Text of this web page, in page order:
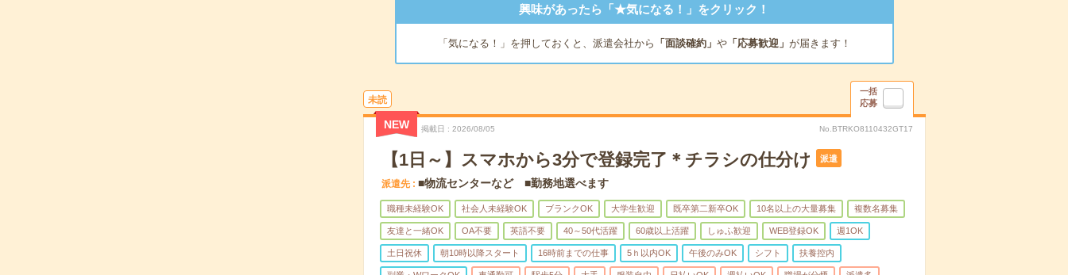
興味があったら「★気になる！」をクリック！
「気になる！」を押しておくと、派遣会社から 「面談確約」 や「応募歓迎」 が届きます！
未読
一括
応募
NEW 掲載日 2026/08/05 No.BTRKO8110432GT17
【1日～】スマホから3分で登録完了＊チラシの仕分け 派遣
派遣先 ■物流センターなど ■勤務地選べます
職種未経験OK 社会人未経験OK ブランクOK 大学生歓迎 既卒第二新卒OK 10名以上の大量募集 複数名募集
友達と一緒OK OA不要 英語不要 40～50代活躍 60歳以上活躍 しゅふ歓迎 WEB登録OK 週1OK
土日祝休 朝10時以降スタート 16時前までの仕事 5ｈ以内OK 午後のみOK シフト 扶養控内